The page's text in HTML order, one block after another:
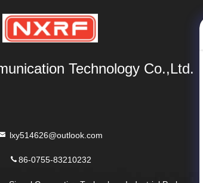
Technology Co.,Ltd.
lxy514626@outlook.com
86-0755-83210232